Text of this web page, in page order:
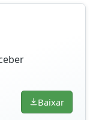
Baixar